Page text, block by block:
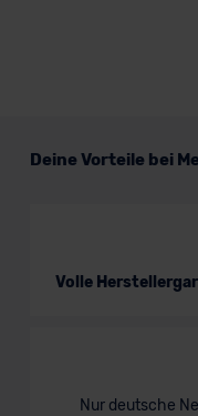
Deine Vorteile bei
Volle
Nur deutsche